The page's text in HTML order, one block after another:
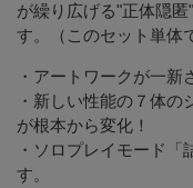
が繰り広げる"正体隠
す。（このセット単体
・アートワークが一新
・新しい性能の７体
が根本から変化！
・ソロプレイモード「
す。